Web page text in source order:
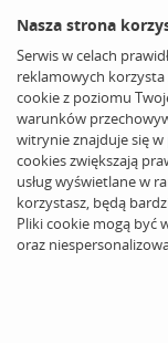
Nasza strona
Serwis w celach
reklamowych korzysta
cookie z poziomu
warunków
witrynie znajduje się w
cookies zwiększają
usług wyświetlane w
korzystasz, będą
Pliki cookie mogą być
oraz